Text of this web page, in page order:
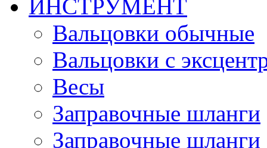
ИНСТРУМЕНТ
Вальцовки обычные
Вальцовки с
Весы
Заправочные шланги
Заправочные шланги